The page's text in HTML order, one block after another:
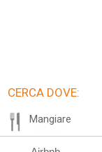
CERCA DOVE:
Mangiare